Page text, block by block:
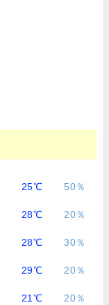
25℃ 50％
28℃ 20％
28℃ 30％
29℃ 20％
21℃ 20％